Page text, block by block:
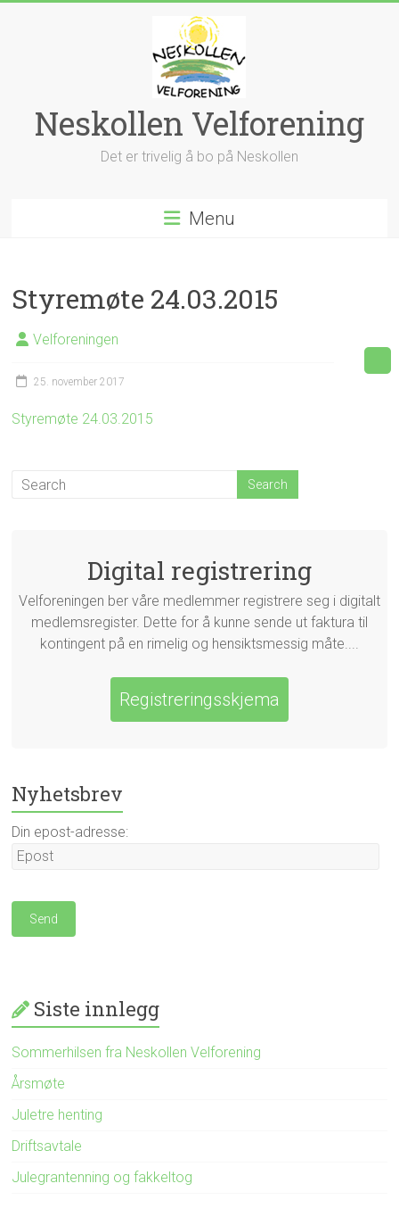
Neskollen Velforening
Det er trivelig å bo på Neskollen
Menu
Styremøte 24.03.2015
Velforeningen
25. november 2017
Styremøte 24.03.2015
Digital registrering
Velforeningen ber våre medlemmer registrere seg i digitalt
medlemsregister. Dette for å kunne sende ut faktura til
kontingent på en rimelig og hensiktsmessig måte....
Registreringsskjema
Nyhetsbrev
Din epost-adresse:
Siste innlegg
Sommerhilsen fra Neskollen Velforening
Årsmøte
Juletre henting
Driftsavtale
Julegrantenning og fakkeltog